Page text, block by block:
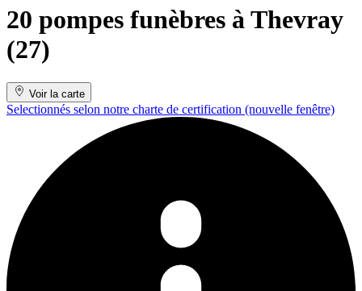
20 pompes funèbres à Thevray
(27)
Voir la carte
Selectionnés selon notre charte de certification (nouvelle fenêtre)